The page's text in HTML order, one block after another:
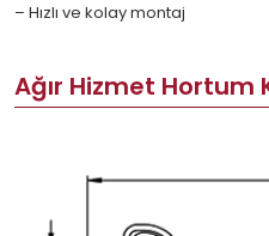
– Hızlı ve kolay montaj
Ağır Hizmet Hortum